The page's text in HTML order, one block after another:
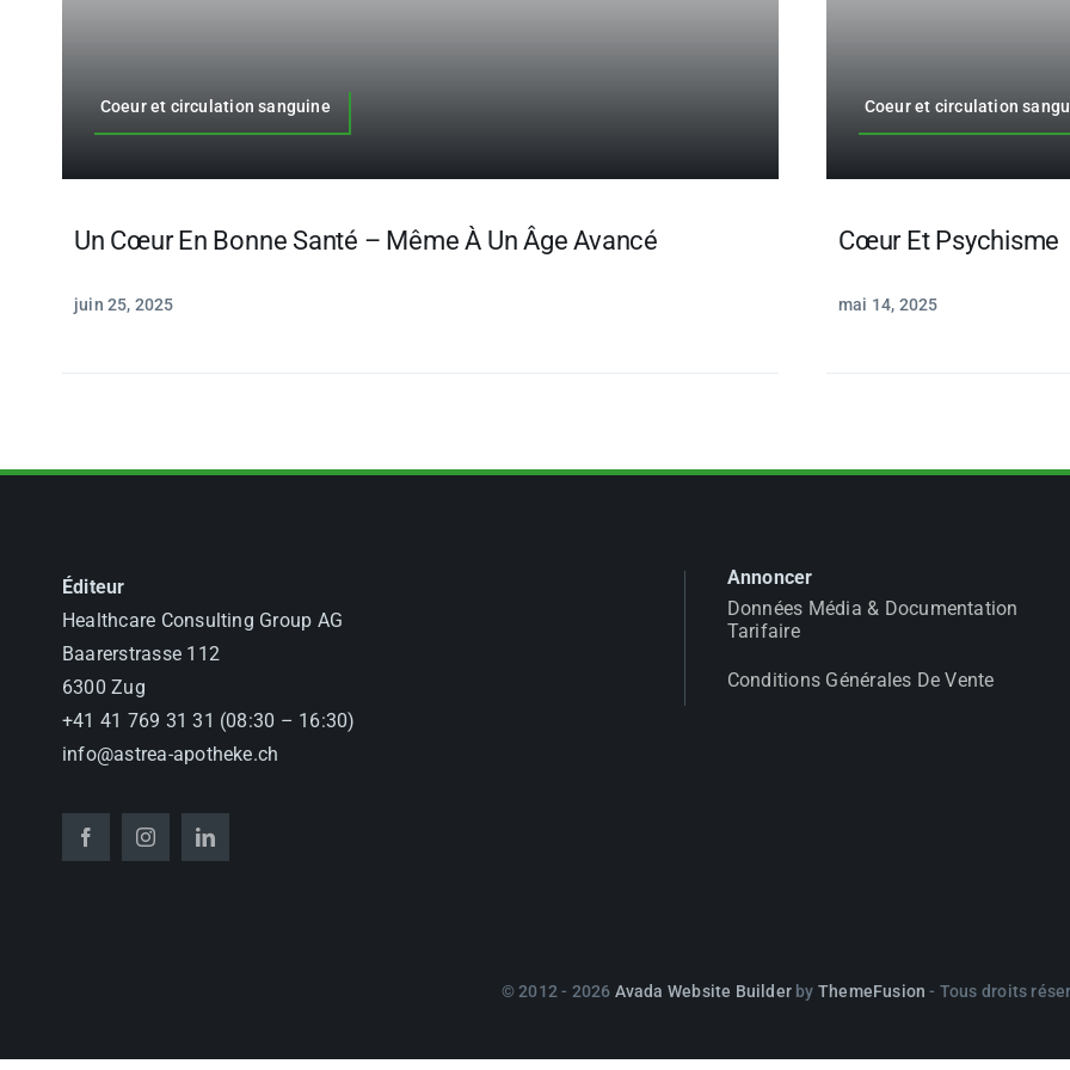
Coeur et circulation sanguine
Un Cœur En Bonne Santé – Même À Un Âge Avancé
juin 25, 2025
Coeur et circulation
Cœur Et Psychisme
mai 14, 2025
Éditeur
Healthcare Consulting Group AG
Baarerstrasse 112
6300 Zug
+41 41 769 31 31 (08:30 – 16:30)
info@astrea-apotheke.ch
Annoncer
Données Média & Documentation
Tarifaire
Conditions Générales De Vente
© 2012 - 2026 Avada Website Builder by ThemeFusion - Tous droits